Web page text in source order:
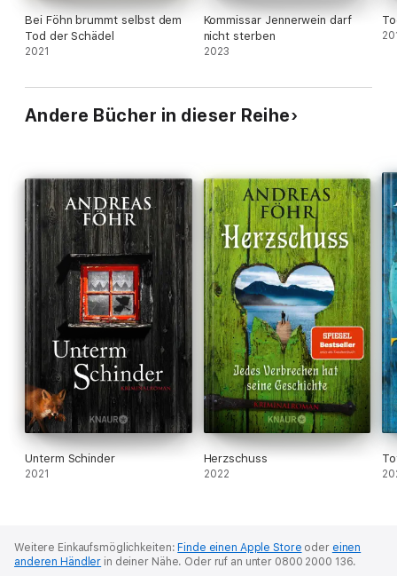
Bei Föhn brummt selbst dem
Tod der Schädel
2021
Kommissar Jennerwein darf
nicht sterben
2023
Andere Bücher in dieser Reihe
Unterm Schinder
2021
Herzschuss
2022
Weitere Einkaufsmöglichkeiten: Finde einen Apple Store oder einen
anderen Händler in deiner Nähe. Oder ruf an unter 0800 2000 136.